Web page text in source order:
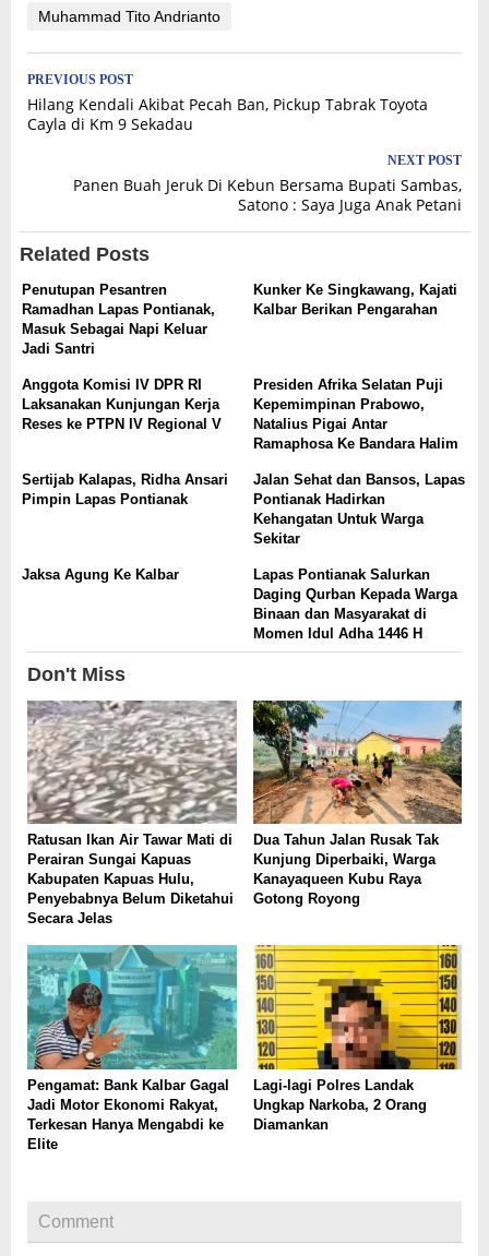
Muhammad Tito Andrianto
Post
navigation
PREVIOUS POST
Hilang Kendali Akibat Pecah Ban, Pickup Tabrak Toyota
Cayla di Km 9 Sekadau
NEXT POST
Panen Buah Jeruk Di Kebun Bersama Bupati Sambas,
Satono : Saya Juga Anak Petani
Related Posts
Penutupan Pesantren
Ramadhan Lapas Pontianak,
Masuk Sebagai Napi Keluar
Jadi Santri
Kunker Ke Singkawang, Kajati
Kalbar Berikan Pengarahan
Anggota Komisi IV DPR RI
Laksanakan Kunjungan Kerja
Reses ke PTPN IV Regional V
Presiden Afrika Selatan Puji
Kepemimpinan Prabowo,
Natalius Pigai Antar
Ramaphosa Ke Bandara Halim
Sertijab Kalapas, Ridha Ansari
Pimpin Lapas Pontianak
Jalan Sehat dan Bansos, Lapas
Pontianak Hadirkan
Kehangatan Untuk Warga
Sekitar
Jaksa Agung Ke Kalbar
Lapas Pontianak Salurkan
Daging Qurban Kepada Warga
Binaan dan Masyarakat di
Momen Idul Adha 1446 H
Don't Miss
Ratusan Ikan Air Tawar Mati di
Perairan Sungai Kapuas
Kabupaten Kapuas Hulu,
Penyebabnya Belum Diketahui
Secara Jelas
Dua Tahun Jalan Rusak Tak
Kunjung Diperbaiki, Warga
Kanayaqueen Kubu Raya
Gotong Royong
Pengamat: Bank Kalbar Gagal
Jadi Motor Ekonomi Rakyat,
Terkesan Hanya Mengabdi ke
Elite
Lagi-lagi Polres Landak
Ungkap Narkoba, 2 Orang
Diamankan
Comment